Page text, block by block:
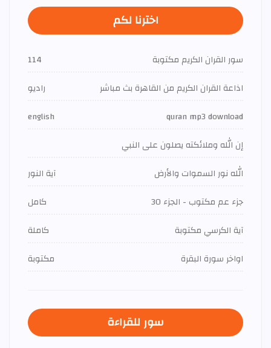
اخترنا لكم
سور القران الكريم مكتوبة
114
اذاعة القران الكريم من القاهرة بث مباشر
راديو
quran mp3 download
english
إن الله وملائكته يصلون على النبي
الله نور السموات والأرض
آية النور
جزء عم مكتوب - الجزء 30
كامل
آية الكرسي مكتوبة
كاملة
اواخر سورة البقرة
مكتوبة
سور للقراءة